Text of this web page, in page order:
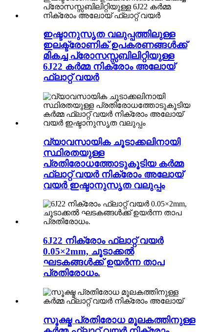
ഇഷ്ടാനുസൃത വലുപ്പത്തിലുള്ള
ഇലക്ട്രോണിക് ഉപകരണങ്ങൾക്ക്
മികച്ച പ്രോസസ്സബിലിറ്റിയുള്ള
6J22 കർമ്മ നിക്രോം അലോയ്
ഫ്ലാറ്റ് വയർ
വ്യാവസായിക ചൂടാക്കലിനായി
സ്ഥിരതയുള്ള
പ്രതിരോധത്തോടുകൂടിയ കർമ്മ
ഫ്ലാറ്റ് വയർ നിക്രോം അലോയ്
വയർ ഇഷ്ടാനുസൃത വലുപ്പം
6J22 നിക്രോം ഫ്ലാറ്റ് വയർ
0.05×2mm, ചൂടാക്കൽ
ഘടകങ്ങൾക്ക് ഉയർന്ന താപ
പ്രതിരോധം.
സൂക്ഷ്മ പ്രതിരോധ മൂലകത്തിനുള്ള